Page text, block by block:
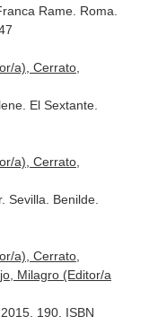
Rame. Roma.
a), Cerrato,
El Sextante.
a), Cerrato,
Sevilla. Benilde.
a), Cerrato,
Milagro (Editor/a
190. ISBN